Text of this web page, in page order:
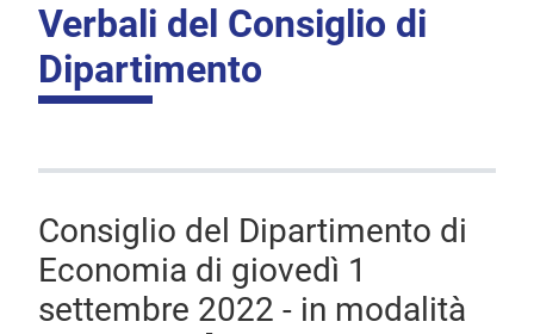
Verbali del Consiglio di
Dipartimento
Consiglio del Dipartimento di
Economia di giovedì 1
settembre 2022 - in modalità